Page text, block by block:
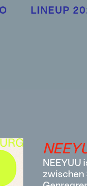
LINEUP
NEEYUU
zwischen